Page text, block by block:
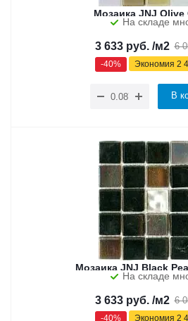
Мозаика JNJ Olive
На складе
3 633руб. /м2 6
-40% Экономия 2
В
Мозаика JNJ Black
На складе
3 633руб. /м2 6
-40% Экономия 2